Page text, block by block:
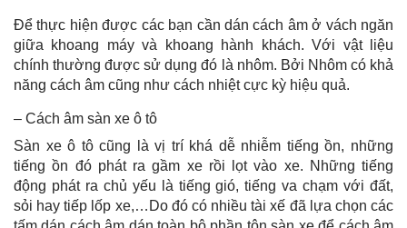
Để thực hiện được các bạn cần dán cách âm ở vách ngăn
giữa khoang máy và khoang hành khách. Với vật liệu
chính thường được sử dụng đó là nhôm. Bởi Nhôm có khả
năng cách âm cũng như cách nhiệt cực kỳ hiệu quả.
– Cách âm sàn xe ô tô
Sàn xe ô tô cũng là vị trí khá dễ nhiễm tiếng ồn, những
tiếng ồn đó phát ra gầm xe rồi lọt vào xe. Những tiếng
động phát ra chủ yếu là tiếng gió, tiếng va chạm với đất,
sỏi hay tiếp lốp xe,…Do đó có nhiều tài xế đã lựa chọn các